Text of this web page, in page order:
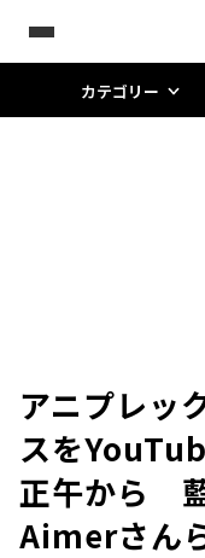
カテゴリー
アニプレッ
スを
正午から 藍
Aimerさん